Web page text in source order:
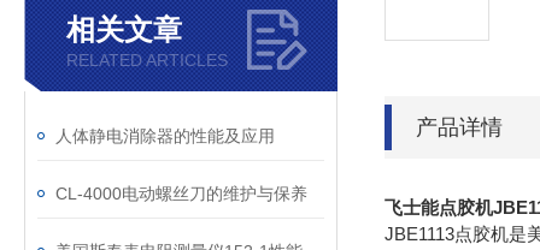
相关文章
RELATED ARTICLES
人体静电消除器的性能及应用
CL-4000电动螺丝刀的维护与保养
产品详情
飞士能点胶机
JBE1113点胶机是